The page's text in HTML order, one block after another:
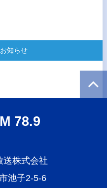
知らせ
78.9
送株式会社
池子2-5-6